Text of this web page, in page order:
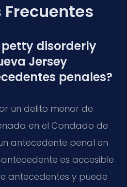
petty disorderly
Jersey
penales?
un delito menor de
en el Condado de
antecedente penal en
antecedente es accesible
antecedentes y puede